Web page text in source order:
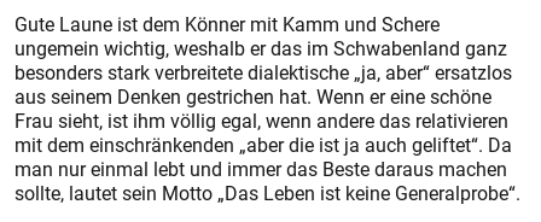
Gute Laune ist dem Könner mit Kamm und Schere
ungemein wichtig, weshalb er das im Schwabenland ganz
besonders stark verbreitete ­dialektische „ja, aber“ ersatzlos
aus seinem Denken gestrichen hat. Wenn er eine schöne
Frau sieht, ist ihm völlig egal, wenn andere das relativieren
mit dem einschränkenden „aber die ist ja auch geliftet“. Da
man nur einmal lebt und immer das Beste daraus machen
sollte, lautet sein Motto „Das Leben ist keine Generalprobe“.